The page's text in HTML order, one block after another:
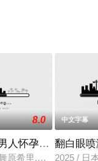
8.0
人怀孕性爱
原希里,佐川金二
中文字幕
翻白眼
2025 / 日